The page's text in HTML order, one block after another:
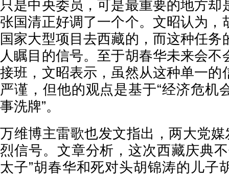
只是中央委员，可是最重要的地方却
张国清正好调了一个个。文昭认为，
国家大型项目去西藏的，而这种任务
人瞩目的信号。至于胡春华未来会不
接班，文昭表示，虽然从这种单一的
严谨，但他的观点是基于“经济危机
事洗牌”。
万维博主雷歌也发文指出，两大党媒
烈信号。文章分析，这次西藏庆典
太子”胡春华和死对头胡锦涛的儿子